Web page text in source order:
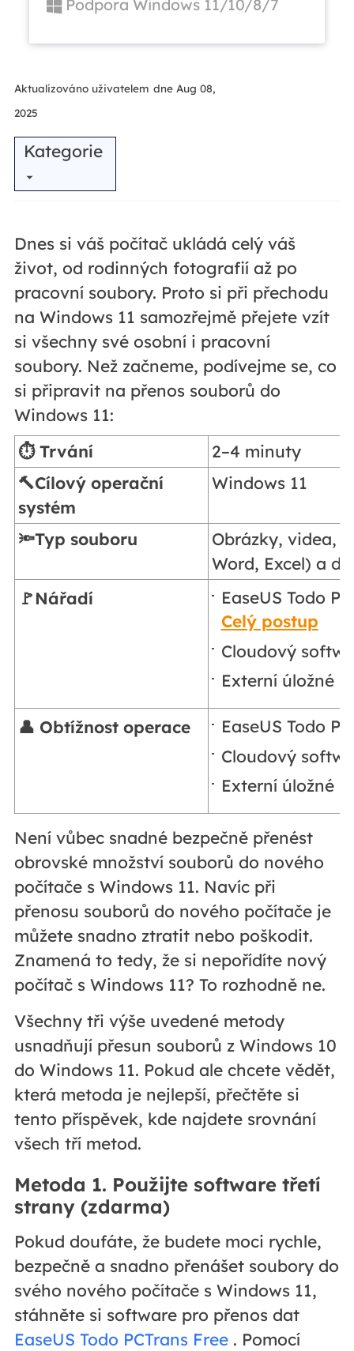
Podpora Windows 11/10/8/7
Aktualizováno uživatelem dne Aug 08,
2025
Kategorie
Dnes si váš počítač ukládá celý váš
život, od rodinných fotografií až po
pracovní soubory. Proto si při přechodu
na Windows 11 samozřejmě přejete vzít
si všechny své osobní i pracovní
soubory. Než začneme, podívejme se, co
si připravit na přenos souborů do
Windows 11:
⏱️ Trvání
2–4 minuty
🔨Cílový operační
systém
Windows 11
🔦Typ souboru
Obrázky, videa,
Word, Excel) a
🚩Nářadí
EaseUS Todo
Celý postup
Cloudový
Externí úložné
👤 Obtížnost operace
EaseUS Todo
Cloudový
Externí úložné
Není vůbec snadné bezpečně přenést
obrovské množství souborů do nového
počítače s Windows 11. Navíc při
přenosu souborů do nového počítače je
můžete snadno ztratit nebo poškodit.
Znamená to tedy, že si nepořídíte nový
počítač s Windows 11? To rozhodně ne.
Všechny tři výše uvedené metody
usnadňují přesun souborů z Windows 10
do Windows 11. Pokud ale chcete vědět,
která metoda je nejlepší, přečtěte si
tento příspěvek, kde najdete srovnání
všech tří metod.
Metoda 1. Použijte software třetí
strany (zdarma)
Pokud doufáte, že budete moci rychle,
bezpečně a snadno přenášet soubory do
svého nového počítače s Windows 11,
stáhněte si software pro přenos dat
EaseUS Todo PCTrans Free. Pomocí